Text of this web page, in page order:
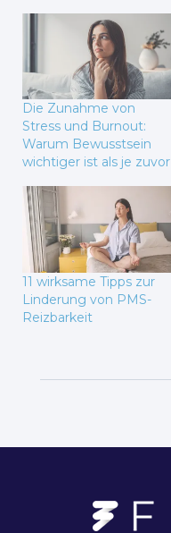
Die Zunahme von
Stress und Burnout:
Warum Bewusstsein
wichtiger ist als je zuvor
11 wirksame Tipps zur
Linderung von PMS-
Reizbarkeit